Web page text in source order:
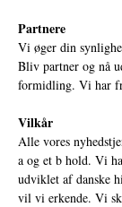
Partnere
Vi øger din
Bliv partner og nå
formidling. Vi har
Vilkår
Alle vores
a og et b hold. Vi
udviklet af danske
vil vi erkende. Vi